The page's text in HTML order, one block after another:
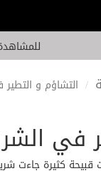
التشاؤم و التطير
في
كثيرة جاءت